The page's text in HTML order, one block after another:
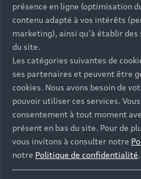
présence en ligne (optimisation
contenu adapté à vos intérêts
marketing), ainsi qu’à établir
du site.
Les catégories suivantes de
ses partenaires et peuvent être
cookies. Nous avons besoin de
pouvoir utiliser ces services.
consentement à tout moment
présent en bas du site. Pour de
vous invitons à consulter notre
notre Politique de confidentialité.